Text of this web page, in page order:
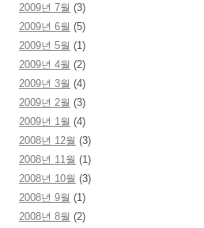
2009년 7월 (3)
2009년 6월 (5)
2009년 5월 (1)
2009년 4월 (2)
2009년 3월 (4)
2009년 2월 (3)
2009년 1월 (4)
2008년 12월 (3)
2008년 11월 (1)
2008년 10월 (3)
2008년 9월 (1)
2008년 8월 (2)